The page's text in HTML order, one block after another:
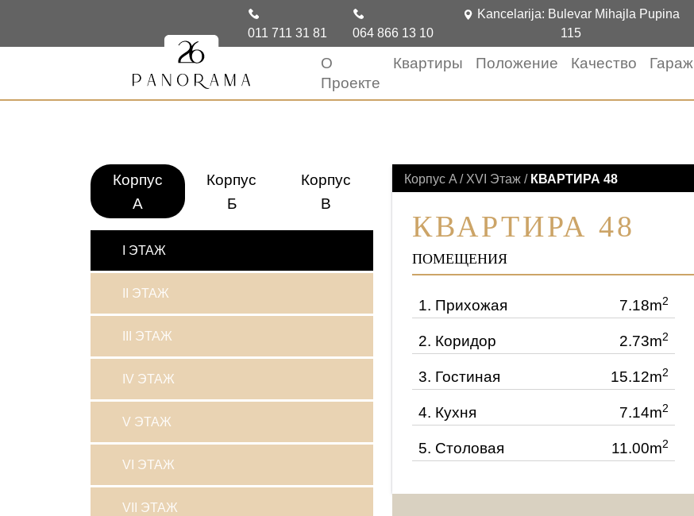
011 711 31 81 064 866 13 10
Kancelarija: Bulevar Mihajla Pupina
115
О
Проекте
Квартиры Положение Качество Гараж
Корпус
A
Корпус
Б
Корпус
В
I ЭТАЖ
II ЭТАЖ
III ЭТАЖ
IV ЭТАЖ
V ЭТАЖ
VI ЭТАЖ
VII ЭТАЖ
Корпус A / XVI Этаж / КВАРТИРА 48
КВАРТИРА 48
ПОМЕЩЕНИЯ
1. Прихожая 7.18m2
2. Коридор 2.73m2
3. Гостиная 15.12m2
4. Кухня 7.14m2
5. Столовая 11.00m2